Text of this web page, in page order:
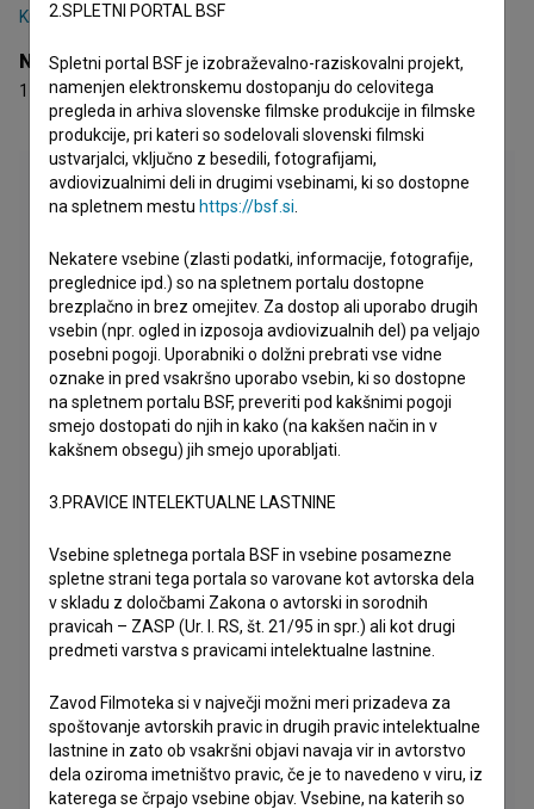
Krešimir Mikić, Lazar Ristovski
Nagrade
1 nagrada
2.SPLETNI PORTAL BSF
Spletni portal BSF je izobraževalno-raziskovalni projekt,
namenjen elektronskemu dostopanju do celovitega
pregleda in arhiva slovenske filmske produkcije in filmske
produkcije, pri kateri so sodelovali slovenski filmski
ustvarjalci, vključno z besedili, fotografijami,
avdiovizualnimi deli in drugimi vsebinami, ki so dostopne
na spletnem mestu https://bsf.si
Nekatere vsebine (zlasti podatki, informacije, fotografije,
preglednice ipd.) so na spletnem portalu dostopne
brezplačno in brez omejitev. Za dostop ali uporabo drugih
vsebin (npr. ogled in izposoja avdiovizualnih del) pa veljajo
posebni pogoji. Uporabniki o dolžni prebrati vse vidne
oznake in pred vsakršno uporabo vsebin, ki so dostopne
na spletnem portalu BSF, preveriti pod kakšnimi pogoji
smejo dostopati do njih in kako (na kakšen način in v
kakšnem obsegu) jih smejo uporabljati.
3.PRAVICE INTELEKTUALNE LASTNINE
Vsebine spletnega portala BSF in vsebine posamezne
spletne strani tega portala so varovane kot avtorska dela
v skladu z določbami Zakona o avtorski in sorodnih
pravicah – ZASP (Ur. l. RS, št. 21/95 in spr.) ali kot drugi
predmeti varstva s pravicami intelektualne lastnine.
Zavod Filmoteka si v največji možni meri prizadeva za
spoštovanje avtorskih pravic in drugih pravic intelektualne
lastnine in zato ob vsakršni objavi navaja vir in avtorstvo
dela oziroma imetništvo pravic, če je to navedeno v viru, iz
katerega se črpajo vsebine objav. Vsebine, na katerih so